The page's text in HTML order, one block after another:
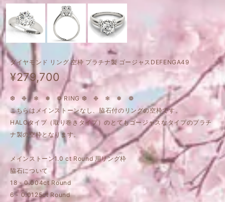
ダイヤモンド リング 空枠 プラチナ製 ゴージャスDEFENGA49
¥279,700
❆ ❉ ❄ ❅ ❁ RING ❆ ❉ ❄ ❅ ❁
こちらはメインストーンなし、脇石付のリングの空枠です。
HALOタイプ（取り巻きタイプ）のとてもゴージャスなタイプのプラチ
ナ製の空枠となります。
メインストーン1.0 ct Round 用リング枠
脇石について
18 - 0.004ct Round
6 - 0.0125ct Round